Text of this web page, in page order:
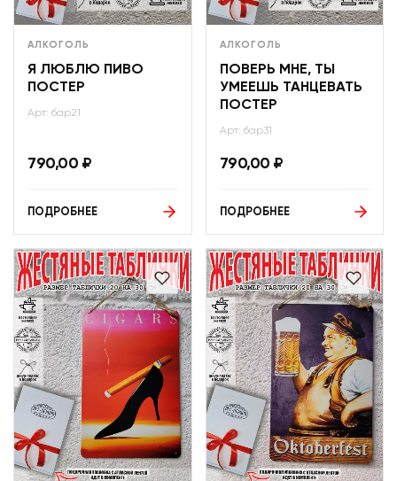
АЛКОГОЛЬ
Я ЛЮБЛЮ ПИВО
ПОСТЕР
Арт: бар21
790,00 ₽
ПОДРОБНЕЕ
АЛКОГОЛЬ
ПОВЕРЬ МНЕ, ТЫ
УМЕЕШЬ ТАНЦЕВАТЬ
ПОСТЕР
Арт: бар31
790,00 ₽
ПОДРОБНЕЕ